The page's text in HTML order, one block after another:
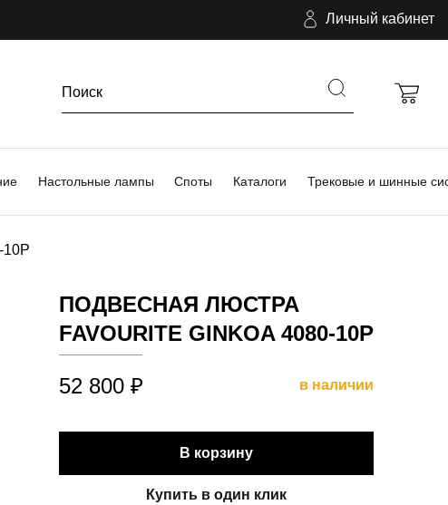
Личный кабинет
Настольные лампы Споты Каталоги Трековые и шинные
10P
ПОДВЕСНАЯ ЛЮСТРА
FAVOURITE GINKOA 4080-10P
52 800 ₽ в наличии
В корзину
Купить в один клик